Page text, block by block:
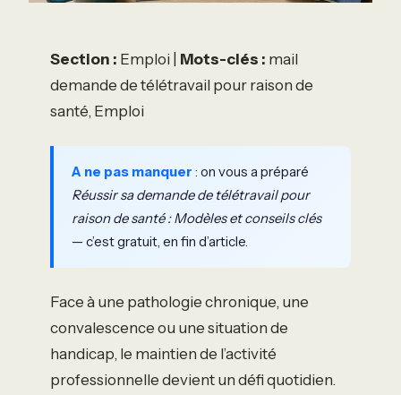
Section : Emploi | Mots-clés : mail
demande de télétravail pour raison de
santé, Emploi
A ne pas manquer : on vous a préparé
Réussir sa demande de télétravail pour
raison de santé : Modèles et conseils clés
— c’est gratuit, en fin d’article.
Face à une pathologie chronique, une
convalescence ou une situation de
handicap, le maintien de l’activité
professionnelle devient un défi quotidien.